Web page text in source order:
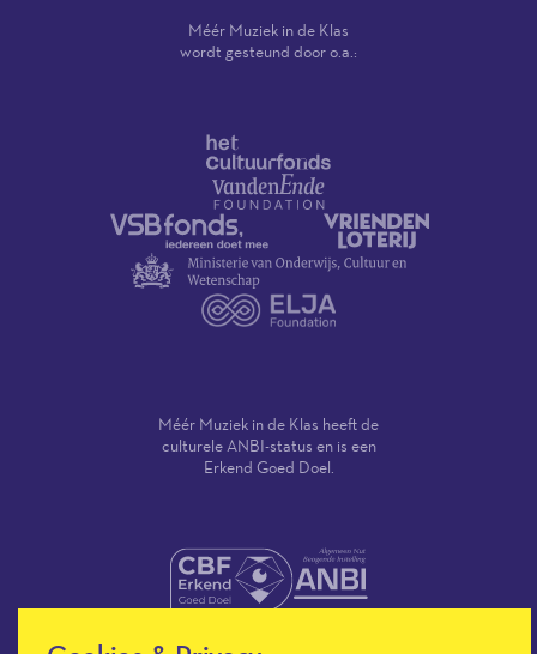
Méér Muziek in de Klas
wordt gesteund door o.a.:
Méér Muziek in de Klas heeft de
culturele ANBI-status en is een
Erkend Goed Doel.